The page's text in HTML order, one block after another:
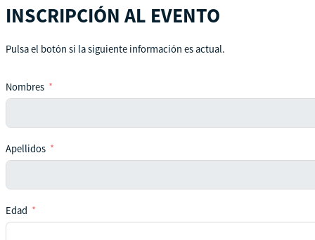
INSCRIPCIÓN AL EVENTO
Pulsa el botón si la siguiente información es actual.
Nombres
Apellidos
Edad